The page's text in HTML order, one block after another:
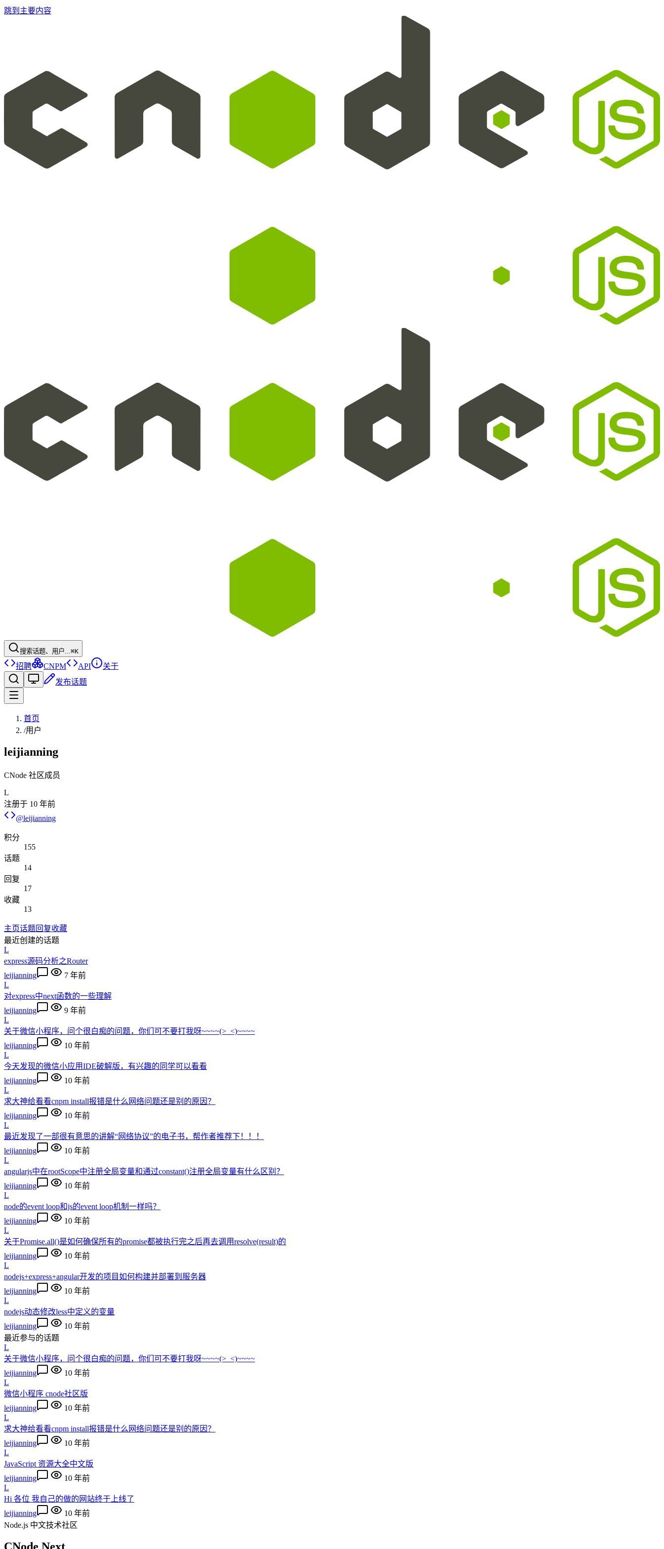
跳到主要内容
搜索话题、用户...⌘K
招聘 CNPM API
关于
发布话题
首页
/用户
leijianning
CNode 社区成员
L
注册于 10 年前
@leijianning
积分
155
话题
14
回复
17
收藏
13
主页话题回复收藏
最近创建的话题
L
express源码分析之Router
leijianning
7 年前
L
对express中next函数的一些理解
leijianning
9 年前
L
关于微信小程序，问个很白痴的问题，你们可不要打我呀~~~~(>_<)~~~~
leijianning
10 年前
L
今天发现的微信小应用IDE破解版，有兴趣的同学可以看看
leijianning
10 年前
L
求大神给看看cnpm install报错是什么网络问题还是别的原因？
leijianning
10 年前
L
最近发现了一部很有意思的讲解“网络协议”的电子书，帮作者推荐下！！！
leijianning
10 年前
L
angularjs中在rootScope中注册全局变量和通过constant()注册全局变量有什么区别？
leijianning
10 年前
L
node的event loop和js的event loop机制一样吗？
leijianning
10 年前
L
关于Promise.all()是如何确保所有的promise都被执行完之后再去调用resolve(result)的
leijianning
10 年前
L
nodejs+express+angular开发的项目如何构建并部署到服务器
leijianning
10 年前
L
nodejs动态修改less中定义的变量
leijianning
10 年前
最近参与的话题
L
关于微信小程序，问个很白痴的问题，你们可不要打我呀~~~~(>_<)~~~~
leijianning
10 年前
L
微信小程序 cnode社区版
leijianning
10 年前
L
求大神给看看cnpm install报错是什么网络问题还是别的原因？
leijianning
10 年前
L
JavaScript 资源大全中文版
leijianning
10 年前
L
Hi 各位 我自己的做的网站终于上线了
leijianning
10 年前
Node.js 中文技术社区